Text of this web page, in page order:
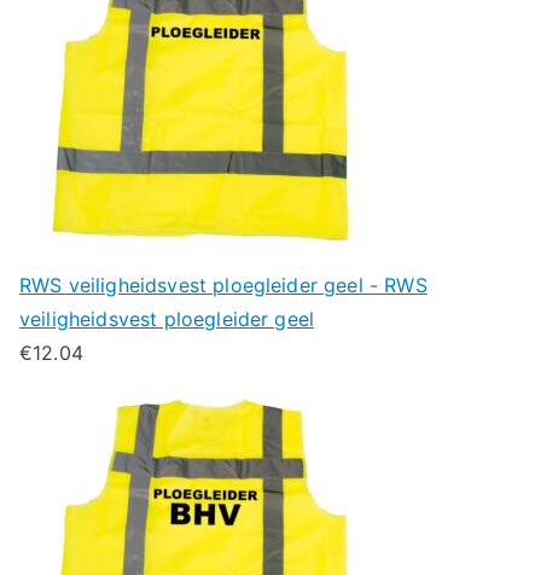
RWS veiligheidsvest ploegleider geel - RWS
veiligheidsvest ploegleider geel
€12.04